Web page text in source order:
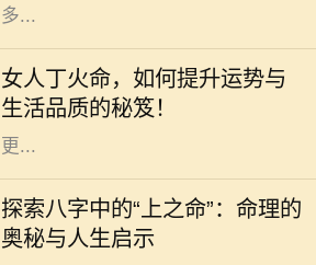
多...
女人丁火命，如何提升运势与
生活品质的秘笈！
在中国传统命理学中，丁火命代表了
热情、温暖和灵动。对于女人来说，
丁火命的特质使她们充满了活力和魅
力。但是，要想在生活和事业中实现
更...
探索八字中的“上之命”：命理的
奥秘与人生启示
在中国传统命理学中，每个人的出生
时刻可以用八字来描述，而八字又可
以分为多种命格，其中“上之命”便是
一种颇具神秘色彩的命格。上之